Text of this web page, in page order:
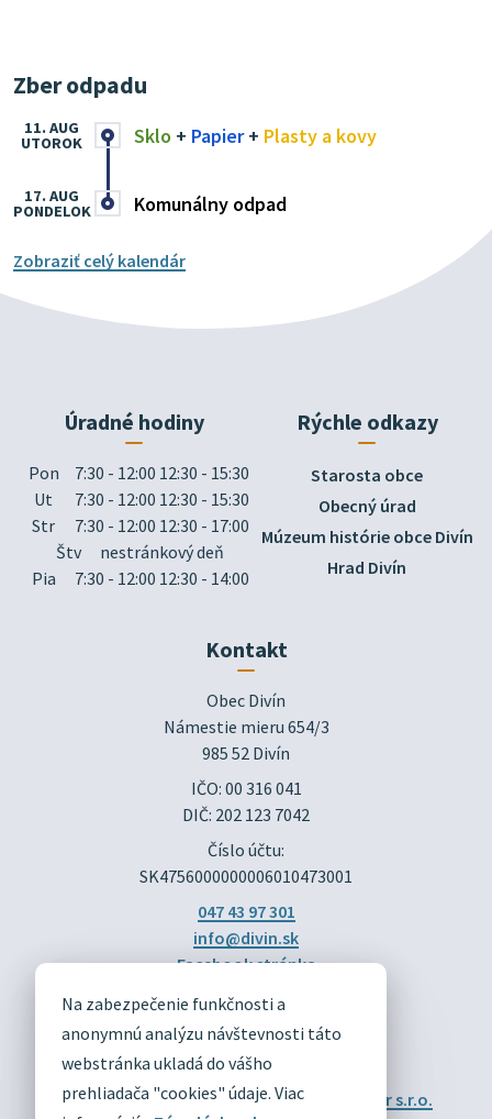
Na zabezpečenie funkčnosti a
anonymnú analýzu návštevnosti táto
webstránka ukladá do vášho
prehliadača "cookies" údaje. Viac
Zber odpadu
Sklo + Papier+ Plasty a kovy
11. AUG
UTOROK
Komunálny odpad
17. AUG
PONDELOK
Zobraziť celý kalendár
DIVÍN
OFICIÁLNE STRÁNKY
Technický prevádzkovateľ:Alphabet partner s.r.o.
Úradné hodiny
Pon
7:30 - 12:00 12:30 - 15:30
Ut
7:30 - 12:00 12:30 - 15:30
Str
7:30 - 12:00 12:30 - 17:00
Štv
nestránkový deň
Pia
7:30 - 12:00 12:30 - 14:00
Rýchle odkazy
Starosta obce
Obecný úrad
Múzeum histórie obce Divín
Hrad Divín
Kontakt
Obec Divín
Námestie mieru 654/3
985 52 Divín
IČO: 00 316 041
DIČ: 202 123 7042
Číslo účtu:
SK4756000000006010473001
047 43 97 301
info@divin.sk
Facebook stránka